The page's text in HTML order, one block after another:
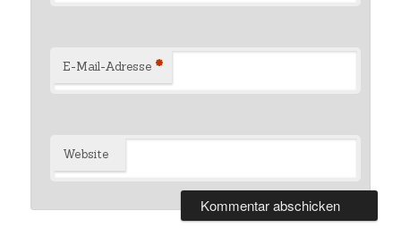
E-Mail-Adresse *
Website